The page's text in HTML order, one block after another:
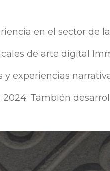
en el sector de
de arte digital
experiencias
También